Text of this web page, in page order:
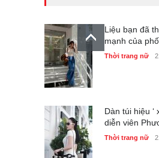
Liệu bạn đã
mạnh của
Thời trang nữ
Dàn túi hiệu ‘
diễn viên
Thời trang nữ